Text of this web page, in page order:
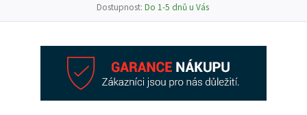
Dostupnost: Do 1-5 dnů u Vás